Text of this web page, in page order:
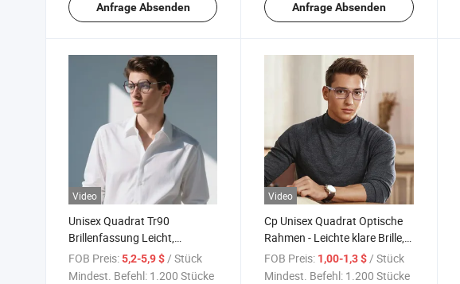
Anfrage Absenden Anfrage Absenden
Video
Unisex Quadrat Tr90
Brillenfassung Leicht,
Stoßfest, Bequeme Passform,
OEM Unterstützung
FOB Preis:5,2-5,9 $ / Stück
Mindest. Befehl: 1.200 Stücke
Video
Cp Unisex Quadrat Optische
Rahmen - Leichte klare Brille,
modische transparente
Augenweide, OEM verfügbar
FOB Preis: 1,00-1,3 $ / Stück
Mindest. Befehl: 1.200 Stücke